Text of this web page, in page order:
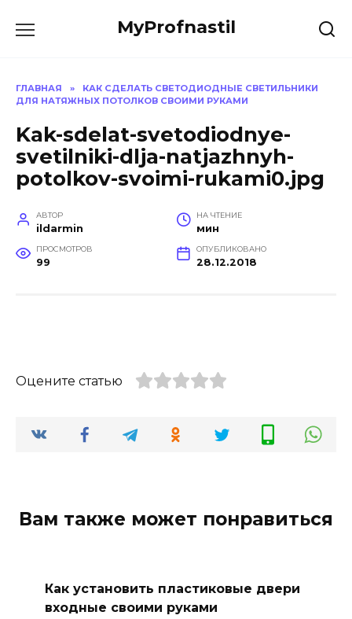
MyProfnastil
ГЛАВНАЯ »
КАК СДЕЛАТЬ СВЕТОДИОДНЫЕ СВЕТИЛЬНИКИ
ДЛЯ НАТЯЖНЫХ ПОТОЛКОВ СВОИМИ РУКАМИ
Kak-sdelat-svetodiodnye-
svetilniki-dlja-natjazhnyh-
potolkov-svoimi-rukami0.jpg
АВТОР
ildarmin
НА ЧТЕНИЕ
мин
ПРОСМОТРОВ
99
ОПУБЛИКОВАНО
28.12.2018
Оцените статью
Вам также может понравиться
Как установить пластиковые двери
входные своими руками